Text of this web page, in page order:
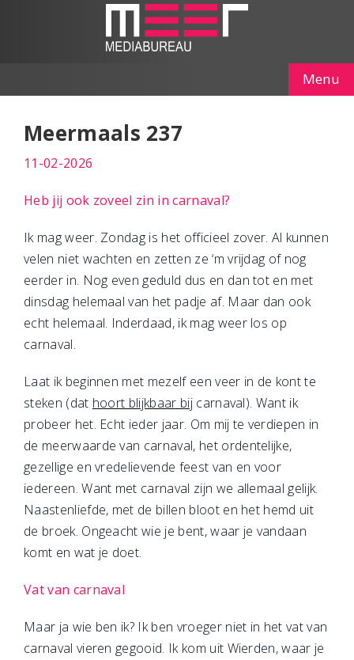
Menu
Meermaals 237
11-02-2026
Heb jij ook zoveel zin in carnaval?
Ik mag weer. Zondag is het officieel zover. Al kunnen
velen niet wachten en zetten ze ‘m vrijdag of nog
eerder in. Nog even geduld dus en dan tot en met
dinsdag helemaal van het padje af. Maar dan ook
echt helemaal. Inderdaad, ik mag weer los op
carnaval.
Laat ik beginnen met mezelf een veer in de kont te
steken (dat hoort blijkbaar bijcarnaval). Want ik
probeer het. Echt ieder jaar. Om mij te verdiepen in
de meerwaarde van carnaval, het ordentelijke,
gezellige en vredelievende feest van en voor
iedereen. Want met carnaval zijn we allemaal gelijk.
Naastenliefde, met de billen bloot en het hemd uit
de broek. Ongeacht wie je bent, waar je vandaan
komt en wat je doet.
Vat van carnaval
Maar ja wie ben ik? Ik ben vroeger niet in het vat van
carnaval vieren gegooid. Ik kom uit Wierden, waar je